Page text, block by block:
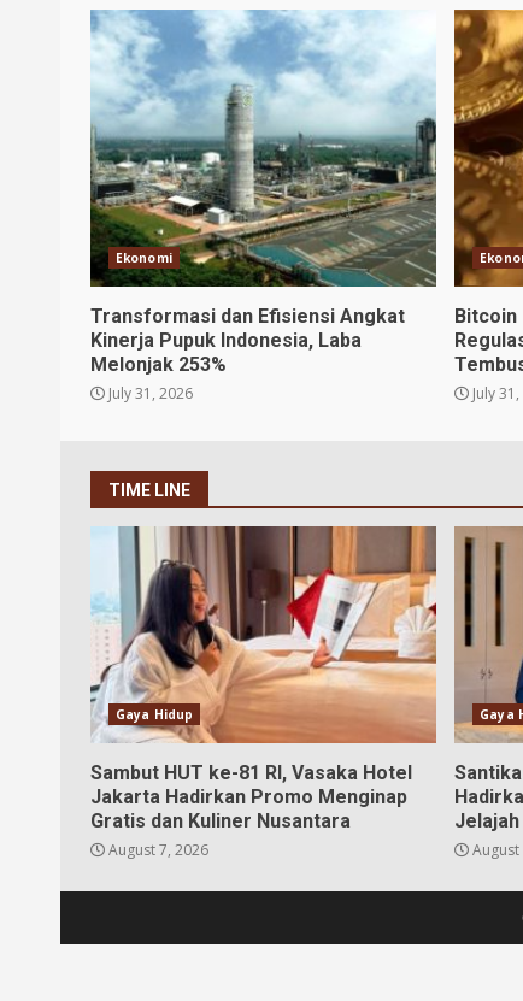
Ekonomi
Transformasi dan Efisiensi Angkat
Kinerja Pupuk Indonesia, Laba
Melonjak 253%
July 31, 2026
Bitcoin
July
TIME LINE
Gaya Hidup
Sambut HUT ke-81 RI, Vasaka Hotel
Jakarta Hadirkan Promo Menginap
Gratis dan Kuliner Nusantara
August 7, 2026
Gaya
August